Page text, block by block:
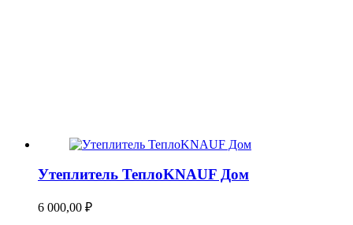
Утеплитель ТеплоKNAUF Дом
6 000,00 ₽